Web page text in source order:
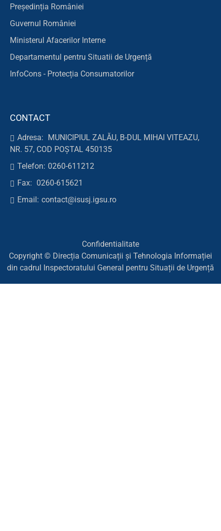
Președinția României
Guvernul României
Ministerul Afacerilor Interne
Departamentul pentru Situatii de Urgență
InfoCons - Protecția Consumatorilor
CONTACT
Adresa:
MUNICIPIUL ZALĂU, B-DUL MIHAI VITEAZU,
NR. 57, COD POȘTAL 450135
Telefon: 0260-611212
Fax: 0260-615621
Email: contact@isusj.igsu.ro
Confidentialitate
Copyright © Direcția Comunicații și Tehnologia Informației
din cadrul Inspectoratului General pentru Situații de Urgență